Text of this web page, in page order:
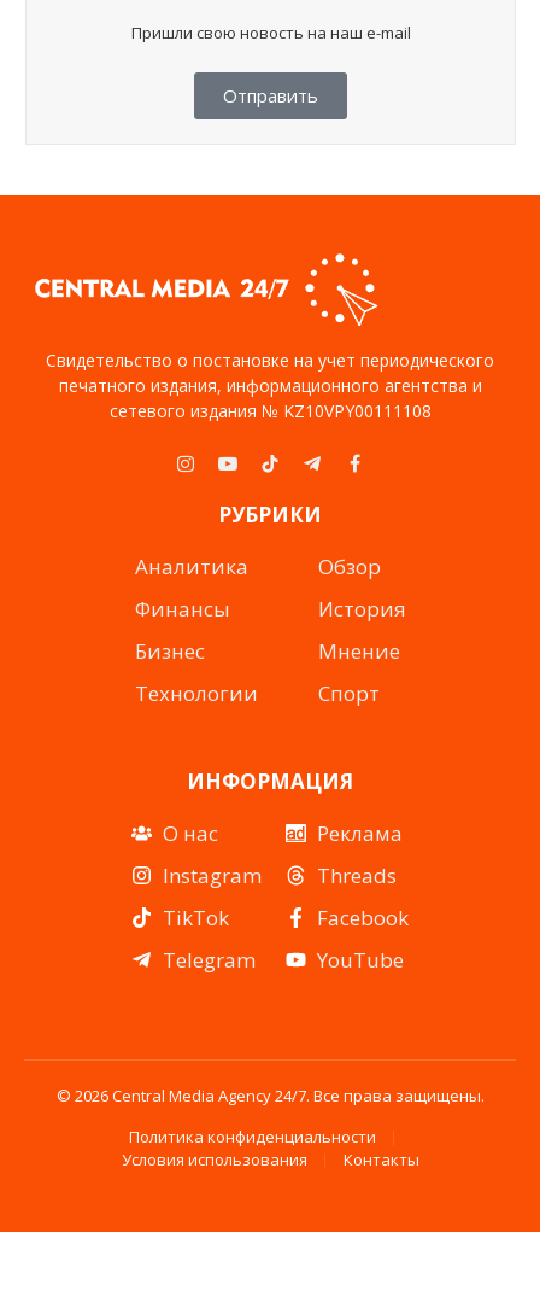
Пришли свою новость на наш e-mail
Отправить
Свидетельство о постановке на учет периодического
печатного издания, информационного агентства и
сетевого издания № KZ10VPY00111108
Instagram
YouTubeTikTokTelegramFacebook
РУБРИКИ
Аналитика
Финансы
Бизнес
Технологии
Обзор
История
Мнение
Спорт
ИНФОРМАЦИЯ
О нас
Instagram
TikTok
Telegram
Реклама
Threads
Facebook
YouTube
© 2026 Central Media Agency 24/7. Все права защищены.
Политика конфиденциальности
Условия использования
Контакты